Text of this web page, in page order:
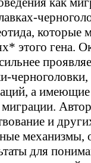
которые
этого гена.
а
и
для